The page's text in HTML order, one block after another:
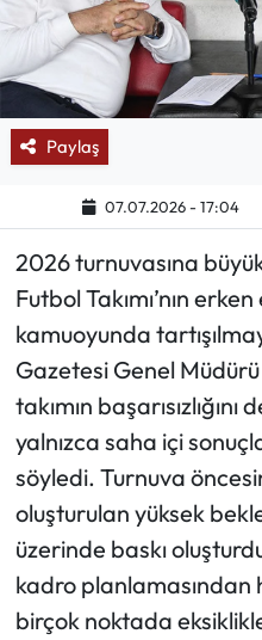
Paylaş
07.07.2026 - 17:04
2026 turnuvasına
Futbol Takımı’nın
kamuoyunda
Gazetesi Genel
takımın
yalnızca saha içi
söyledi. Turnuva
oluşturulan yüksek
üzerinde baskı
kadro planlamasından
birçok noktada
Köşe Yazıları
Karikatür Galeri
BIK
ASTROLOJİ
Mektup Galeri
Ekonomi
Sağlık
Turizm
Teknoloji